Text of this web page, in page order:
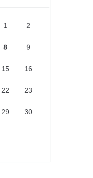
1 2
8 9
15 16
22 23
29 30